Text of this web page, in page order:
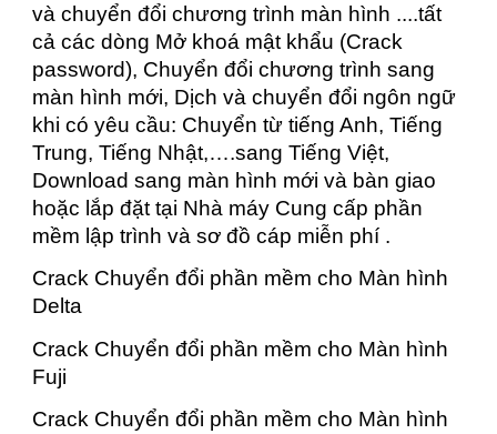
và chuyển đổi chương trình màn hình ....tất
cả các dòng Mở khoá mật khẩu (Crack
password), Chuyển đổi chương trình sang
màn hình mới, Dịch và chuyển đổi ngôn ngữ
khi có yêu cầu: Chuyển từ tiếng Anh, Tiếng
Trung, Tiếng Nhật,….sang Tiếng Việt,
Download sang màn hình mới và bàn giao
hoặc lắp đặt tại Nhà máy Cung cấp phần
mềm lập trình và sơ đồ cáp miễn phí .
Crack Chuyển đổi phần mềm cho Màn hình
Delta
Crack Chuyển đổi phần mềm cho Màn hình
Fuji
Crack Chuyển đổi phần mềm cho Màn hình